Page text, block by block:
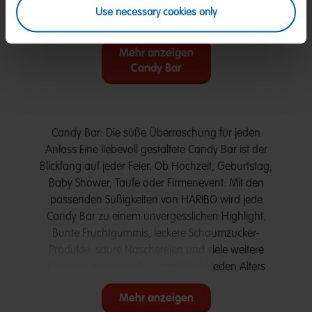
Use necessary cookies only
16,49 €
Mehr anzeigen
Candy Bar
Candy Bar: Die süße Überraschung für jeden
Anlass Eine liebevoll gestaltete Candy Bar ist der
Blickfang auf jeder Feier. Ob Hochzeit, Geburtstag,
Baby Shower, Taufe oder Firmenevent: Mit den
passenden Süßigkeiten von HARIBO wird jede
Candy Bar zu einem unvergesslichen Highlight.
Bunte Fruchtgummis, leckere Schaumzucker-
Produkte, saure Naschereien und viele weitere
Klassiker sorgen dafür, dass Gäste jeden Alters
auf ihre Kosten kommen. Die perfekte Candy Bar
für Hochzeiten Eine Candy Bar zur Hochzeit
Mehr anzeigen